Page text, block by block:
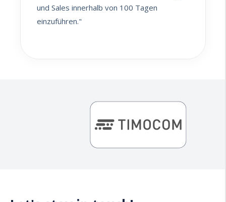
und Sales innerhalb von 100 Tagen
einzuführen."